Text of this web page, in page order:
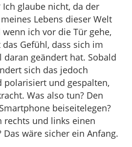
glaube nicht, da der
Lebens dieser Welt
ich vor die Tür gehe,
Gefühl, dass sich im
daran geändert hat. Sobald
sich das jedoch
und gespalten,
Was also tun? Den
beiseitelegen?
rechts und links einen
Das wäre sicher ein Anfang.